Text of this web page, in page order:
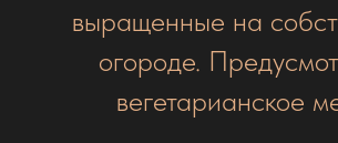
выращенные на
огороде.
вегетарианское